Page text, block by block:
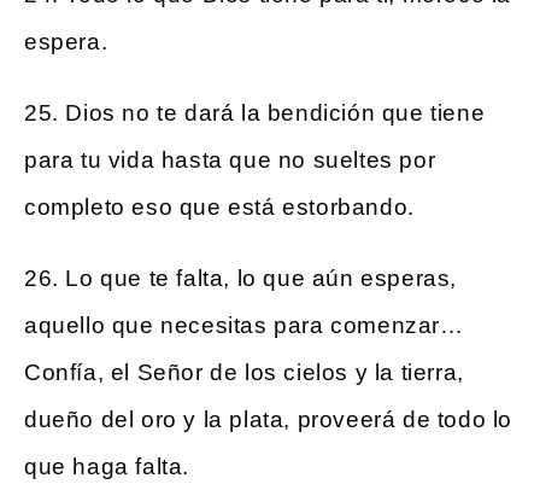
espera.
25. Dios no te dará la bendición que tiene
para tu vida hasta que no sueltes por
completo eso que está estorbando.
26. Lo que te falta, lo que aún esperas,
aquello que necesitas para comenzar…
Confía, el Señor de los cielos y la tierra,
dueño del oro y la plata, proveerá de todo lo
que haga falta.